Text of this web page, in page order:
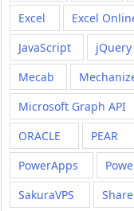
Excel
Excel
JavaScript
jQuery
Mecab
Microsoft Graph API
ORACLE
PEAR
PowerApps
SakuraVPS